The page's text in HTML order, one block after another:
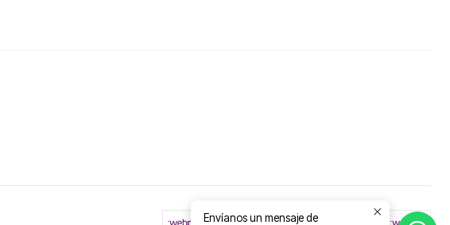
Envíanos un mensaje de